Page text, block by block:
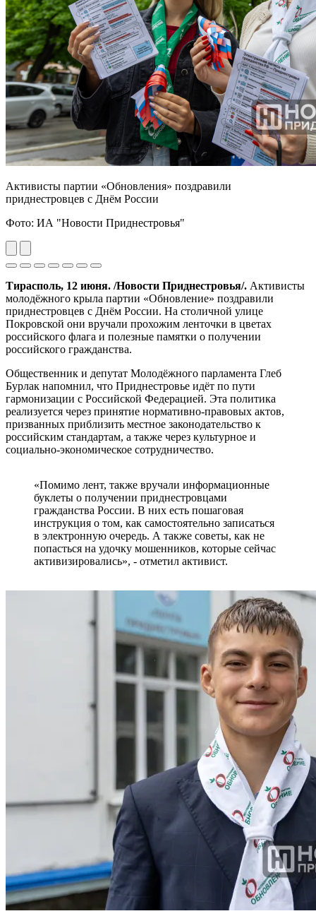
Активисты партии «Обновления» поздравили
приднестровцев с Днём России
Фото: ИА "Новости Приднестровья"
Previous
Next
Тирасполь, 12 июня. /Новости Приднестровья/. Активисты
молодёжного крыла партии «Обновление» поздравили
приднестровцев с Днём России. На столичной улице
Покровской они вручали прохожим ленточки в цветах
российского флага и полезные памятки о получении
российского гражданства.
Общественник и депутат Молодёжного парламента Глеб
Бурлак напомнил, что Приднестровье идёт по пути
гармонизации с Российской Федерацией. Эта политика
реализуется через принятие нормативно-правовых актов,
призванных приблизить местное законодательство к
российским стандартам, а также через культурное и
социально-экономическое сотрудничество.
«Помимо лент, также вручали информационные
буклеты о получении приднестровцами
гражданства России. В них есть пошаговая
инструкция о том, как самостоятельно записаться
в электронную очередь. А также советы, как не
попасться на удочку мошенников, которые сейчас
активизировались», - отметил активист.